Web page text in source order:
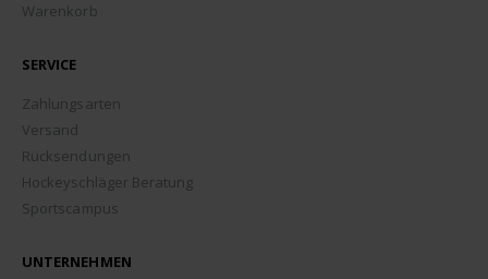
Warenkorb
SERVICE
Zahlungsarten
Versand
Rücksendungen
Hockeyschläger Beratung
Sportscampus
UNTERNEHMEN